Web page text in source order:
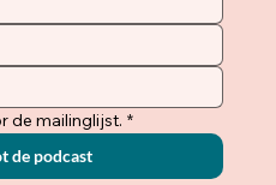
de mailinglijst. *
de podcast